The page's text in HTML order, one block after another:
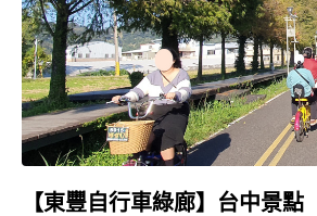
【東豐自行車綠廊】台中景點